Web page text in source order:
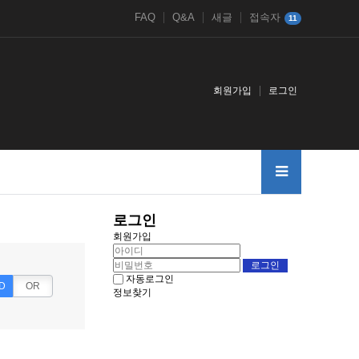
FAQ Q&A 새글 접속자 11
회원가입 로그인
OR
로그인
회원가입
자동로그인
정보찾기